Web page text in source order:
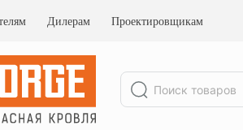
Дилерам Проектировщикам
парапетные